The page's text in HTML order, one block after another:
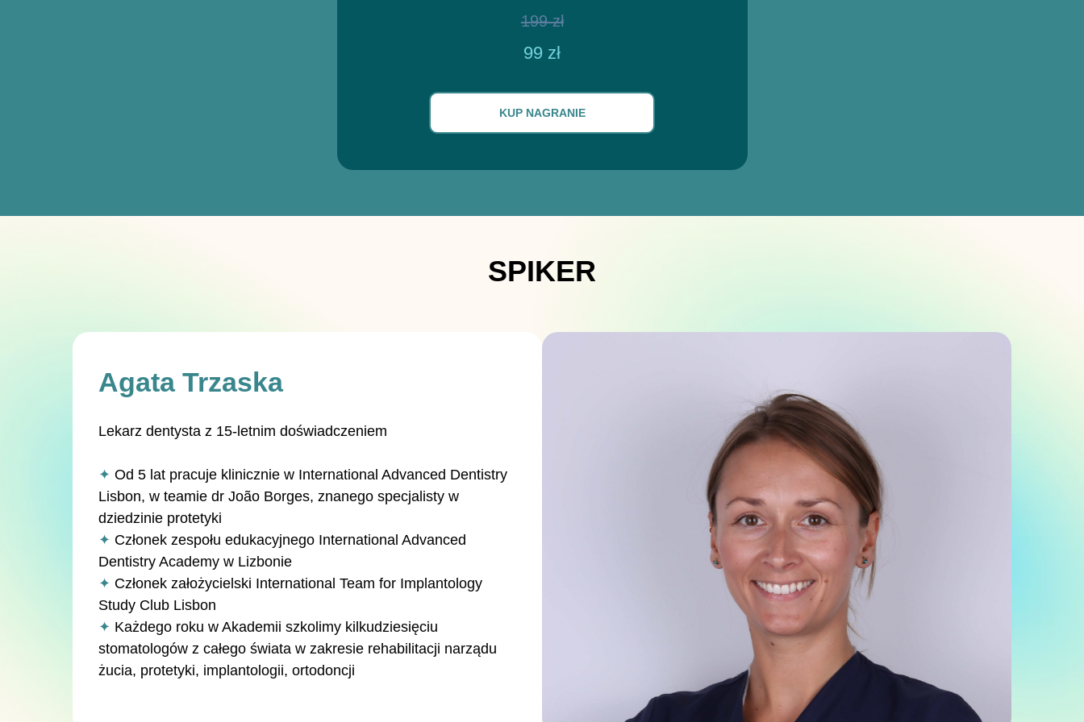
99 zł
199 zł
KUP NAGRANIE
Lekarz dentysta z 15-letnim doświadczeniem
✦ Od 5 lat pracuje klinicznie w International Advanced Dentistry
Lisbon, w teamie dr João Borges, znanego specjalisty w
dziedzinie protetyki
✦ Członek zespołu edukacyjnego International Advanced
Dentistry Academy w Lizbonie
✦ Członek założycielski International Team for Implantology
Study Club Lisbon
✦ Każdego roku w Akademii szkolimy kilkudziesięciu
stomatologów z całego świata w zakresie rehabilitacji narządu
żucia, protetyki, implantologii, ortodoncji
Agata Trzaska
SPIKER